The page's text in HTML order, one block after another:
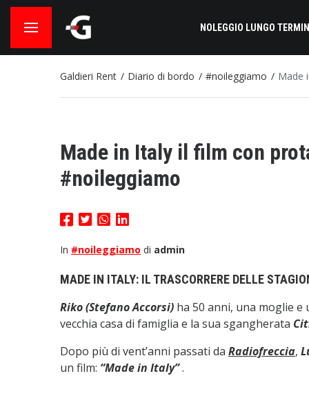
NOLEGGIO LUNGO
Galdieri Rent Diario di bordo #noileggiamo Made
Made in Italy il film con
#noileggiamo
In #noileggiamo di admin
MADE IN ITALY: IL TRASCORRERE DELLE
Riko (Stefano Accorsi) ha 50 anni, una moglie e
vecchia casa di famiglia e la sua sgangherata
Dopo più di vent’anni passati da Radiofreccia,
un film: “Made in Italy”.